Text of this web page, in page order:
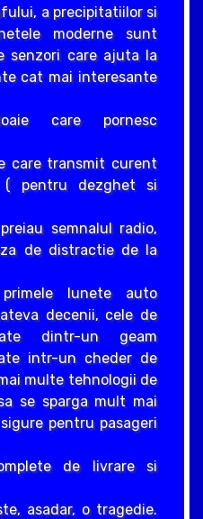
a precipitatiilor si
moderne sunt
care ajuta la
cat mai interesante
care pornesc
care transmit curent
( pentru dezghet si
semnalul radio,
de distractie de la
lunete auto
decenii, cele de
dintr-un geam
intr-un cheder de
multe tehnologii de
se sparga mult mai
pentru pasageri
de livrare si
asadar, o tragedie.